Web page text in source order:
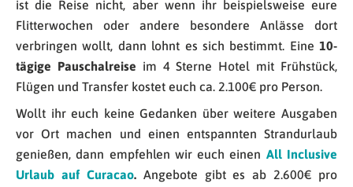
ist die Reise nicht, aber wenn ihr beispielsweise eure
Flitterwochen oder andere besondere Anlässe dort
verbringen wollt, dann lohnt es sich bestimmt. Eine 10-
tägige Pauschalreise im 4 Sterne Hotel mit Frühstück,
Flügen und Transfer kostet euch ca. 2.100€ pro Person.
Wollt ihr euch keine Gedanken über weitere Ausgaben
vor Ort machen und einen entspannten Strandurlaub
genießen, dann empfehlen wir euch einen All Inclusive
Urlaub auf Curacao.Angebote gibt es ab 2.600€ pro